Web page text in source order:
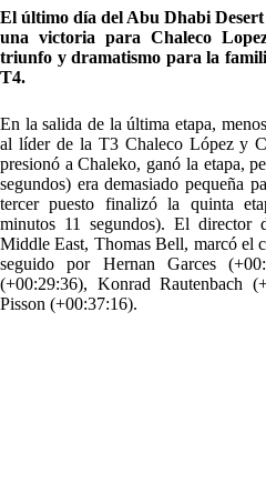
El último día del Abu Dhabi
una victoria para Chaleco
triunfo y dramatismo para la
T4.
En la salida de la última etapa,
al líder de la T3 Chaleco López y
presionó a Chaleko, ganó la etapa,
segundos) era demasiado pequeña
tercer puesto finalizó la quinta
minutos 11 segundos). El director
Middle East, Thomas Bell, marcó el
seguido por Hernan Garces
(+00:29:36), Konrad Rautenbach
Pisson (+00:37:16).